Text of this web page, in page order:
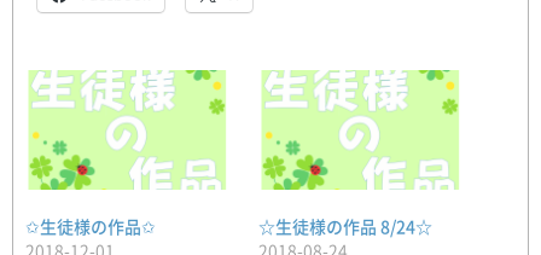
✩生徒様の作品✩
2018-12-01
☆生徒様の作品 8/24☆
2018-08-24